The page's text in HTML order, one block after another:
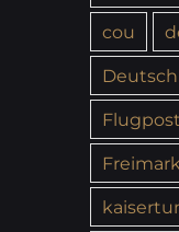
cou
Flugpost